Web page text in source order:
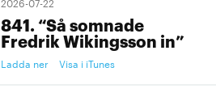
841. “Så somnade
Fredrik Wikingsson in”
Ladda ner Visa i iTunes